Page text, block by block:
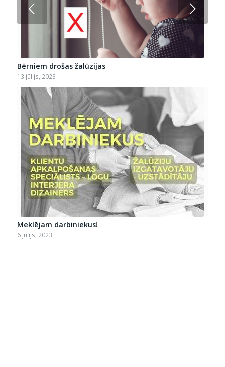
Bērniem drošas žalūzijas
13 jūlijs, 2023
Meklējam darbiniekus!
6 jūlijs, 2023
Next